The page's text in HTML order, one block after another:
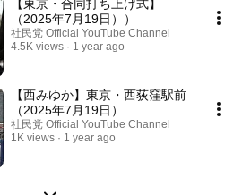
【東京・合同打ち上げ式】
（2025年7月19日））
社民党 Official YouTube Channel
4.5K views
1 year ago
【西みゆか】東京・西荻窪駅前
（2025年7月19日）
社民党 Official YouTube Channel
1K views
1 year ago